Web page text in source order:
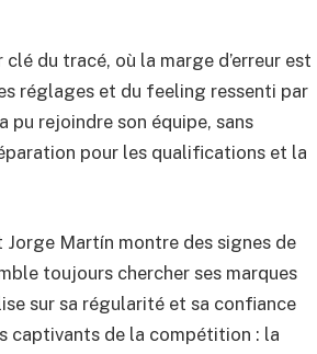
du tracé, où la marge d’erreur est
réglages et du feeling ressenti par
pu rejoindre son équipe, sans
pour les qualifications et la
Martín montre des signes de
toujours chercher ses marques
sur sa régularité et sa confiance
captivants de la compétition : la